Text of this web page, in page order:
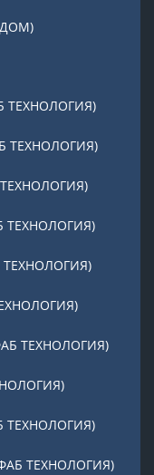
ДОМ)
ТЕХНОЛОГИЯ)
ТЕХНОЛОГИЯ)
ТЕХНОЛОГИЯ)
ТЕХНОЛОГИЯ)
ТЕХНОЛОГИЯ)
ТЕХНОЛОГИЯ)
ТЕХНОЛОГИЯ)
ТЕХНОЛОГИЯ)